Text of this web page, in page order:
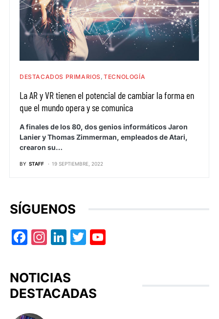
DESTACADOS PRIMARIOS TECNOLOGÍA
La AR y VR tienen el potencial de cambiar la forma en
que el mundo opera y se comunica
A finales de los 80, dos genios informáticos Jaron
Lanier y Thomas Zimmerman, empleados de Atari,
crearon su…
BY STAFF 19 SEPTIEMBRE, 2022
SÍGUENOS
Facebook
Instagram
LinkedIn
Twitter
NOTICIAS
DESTACADAS